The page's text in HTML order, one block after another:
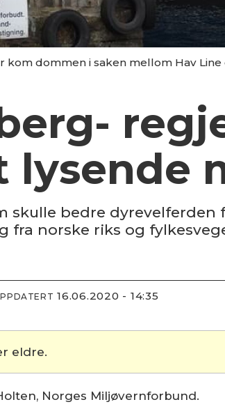
kom dommen i saken mellom Hav
lysende
skulle bedre
fra norske riks og
16.06.2020 - 14:35
eldre.
Norges Miljøvernforbund.